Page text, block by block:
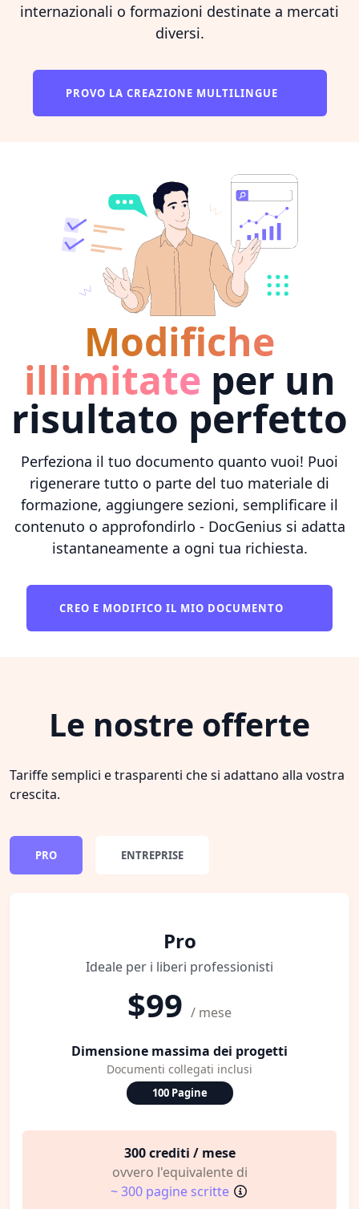
internazionali o formazioni destinate a mercati
diversi.
PROVO LA CREAZIONE MULTILINGUE
Modifiche
illimitate per un
risultato perfetto
Perfeziona il tuo documento quanto vuoi! Puoi
rigenerare tutto o parte del tuo materiale di
formazione, aggiungere sezioni, semplificare il
contenuto o approfondirlo - DocGenius si adatta
istantaneamente a ogni tua richiesta.
CREO E MODIFICO IL MIO DOCUMENTO
Le nostre offerte
Tariffe semplici e trasparenti che si adattano alla vostra
crescita.
PRO ENTREPRISE
Pro
Ideale per i liberi professionisti
$99 / mese
Dimensione massima dei progetti
Documenti collegati inclusi
100 Pagine
300 crediti / mese
ovvero l'equivalente di
~ 300 pagine scritte